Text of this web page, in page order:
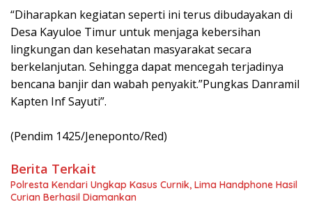
“Diharapkan kegiatan seperti ini terus dibudayakan di
Desa Kayuloe Timur untuk menjaga kebersihan
lingkungan dan kesehatan masyarakat secara
berkelanjutan. Sehingga dapat mencegah terjadinya
bencana banjir dan wabah penyakit.”Pungkas Danramil
Kapten Inf Sayuti”.
(Pendim 1425/Jeneponto/Red)
Berita Terkait
Polresta Kendari Ungkap Kasus Curnik, Lima Handphone Hasil
Curian Berhasil Diamankan